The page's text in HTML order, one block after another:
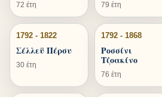
72 έτη 79 έτη
1792 - 1822
Σέλλεϋ Πέρσυ
30 έτη
1792 - 1868
Ροσσίνι
Τζοακίνο
76 έτη